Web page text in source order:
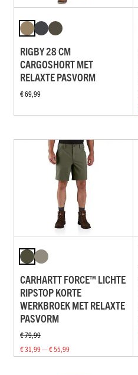
RIGBY 28 CM
CARGOSHORT MET
RELAXTE PASVORM
€ 69,99
CARHARTT FORCE™ LICHTE
RIPSTOP KORTE
WERKBROEK MET RELAXTE
PASVORM
€ 79,99
€ 31,99 — € 55,99